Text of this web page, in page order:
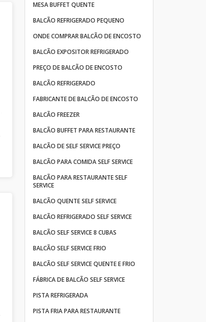
MESA BUFFET QUENTE
BALCÃO REFRIGERADO PEQUENO
ONDE COMPRAR BALCÃO DE ENCOSTO
BALCÃO EXPOSITOR REFRIGERADO
PREÇO DE BALCÃO DE ENCOSTO
BALCÃO REFRIGERADO
FABRICANTE DE BALCÃO DE ENCOSTO
BALCÃO FREEZER
BALCÃO BUFFET PARA RESTAURANTE
BALCÃO DE SELF SERVICE PREÇO
BALCÃO PARA COMIDA SELF SERVICE
BALCÃO PARA RESTAURANTE SELF
SERVICE
BALCÃO QUENTE SELF SERVICE
BALCÃO REFRIGERADO SELF SERVICE
BALCÃO SELF SERVICE 8 CUBAS
BALCÃO SELF SERVICE FRIO
BALCÃO SELF SERVICE QUENTE E FRIO
FÁBRICA DE BALCÃO SELF SERVICE
PISTA REFRIGERADA
PISTA FRIA PARA RESTAURANTE